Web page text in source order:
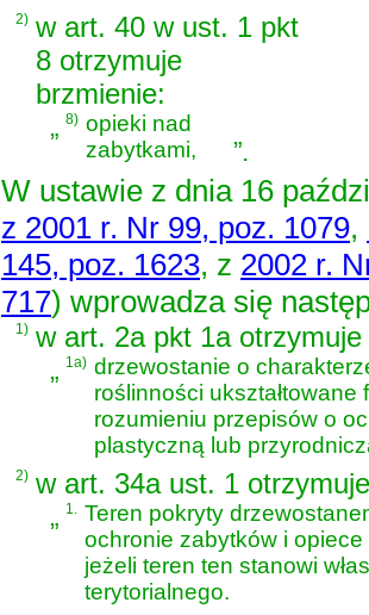
2) w art. 40 w ust. 1 pkt
8 otrzymuje
brzmienie:
„8) opieki nad
zabytkami,
”
.
W ustawie z dnia 16
z 2001 r. Nr 99, poz. 1079,
145, poz. 1623, z 2002 r.
717) wprowadza się
1) w art. 2a pkt 1a
„ 1a) drzewostanie o
roślinności
rozumieniu przepisów o
plastyczną lub
2) w art. 34a ust. 1
„ 1.
Teren pokryty
ochronie zabytków i
jeżeli teren ten stanowi
terytorialnego.